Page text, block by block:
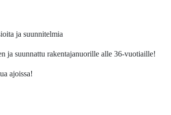
ja suunnitelmia
ja suunnattu rakentajanuorille alle 36-vuotiaille!
ajoissa!